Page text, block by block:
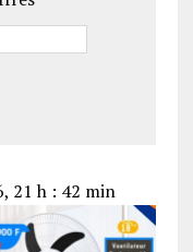
21 h : 42 min